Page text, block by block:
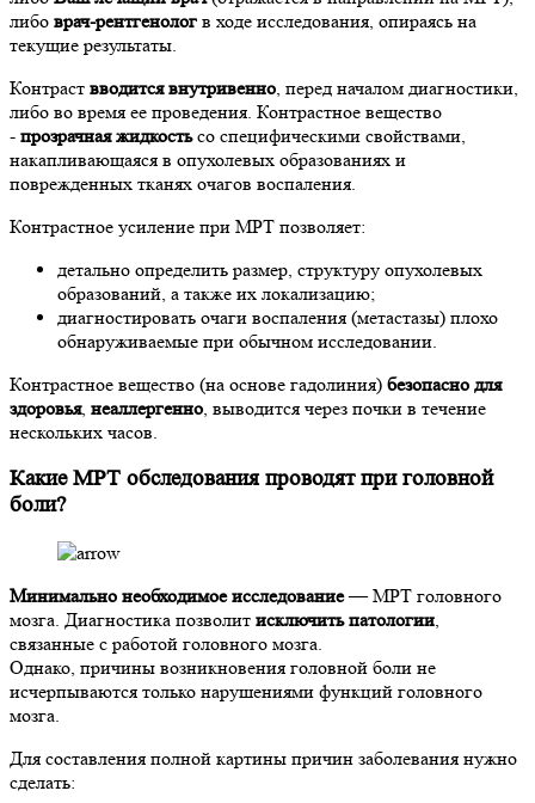
либо врач-рентгенологв ходе исследования, опираясь на
текущие результаты.
Контраст вводится внутривенно , перед началом диагностики,
либо во время ее проведения. Контрастное вещество
- прозрачная жидкостьсо специфическими свойствами,
накапливающаяся в опухолевых образованиях и
поврежденных тканях очагов воспаления.
Контрастное усиление при МРТ позволяет:
детально определить размер, структуру опухолевых
образований, а также их локализацию;
диагностировать очаги воспаления (метастазы) плохо
обнаруживаемые при обычном исследовании.
Контрастное вещество (на основе гадолиния) безопасно для
здоровья, неаллергенно , выводится через почки в течение
нескольких часов.
Какие МРТ обследования проводят при головной
боли?
Минимально необходимое исследование— МРТ головного
мозга. Диагностика позволит исключить патологии,
связанные с работой головного мозга.
Однако, причины возникновения головной боли не
исчерпываются только нарушениями функций головного
мозга.
Для составления полной картины причин заболевания нужно
сделать: